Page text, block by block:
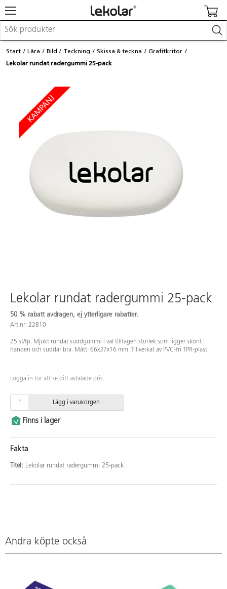
Möbler & inredning
Lekplatsutrustning & utemiljö
Barnvagnar & småbarnsartiklar
Skolförbrukning & kontorsmaterial
Logga in / Registrera dig
Hitta din säljare
Kontakta Lekolar
Start Lära Bild Teckning Skissa & teckna
Grafitkritor
Lekolar rundat radergummi 25-pack
Lekolar rundat radergummi 25-pack
50 % rabatt avdragen, ej ytterligare rabatter.
Art.nr: 22810
25 st/fp. Mjukt rundat suddgummi i väl tilltagen storlek som ligger skönt i
handen och suddar bra. Mått: 66x37x16 mm. Tillverkat av PVC-fri TPR-plast.
Logga in för att se ditt avtalade pris.
Lägg i varukorgen
Finns i lager
Fakta
Titel: Lekolar rundat radergummi 25-pack
Andra köpte också